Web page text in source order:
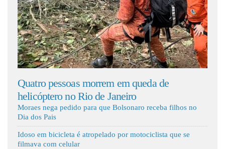
Fale Conosco
Quatro pessoas morrem em queda de
helicóptero no Rio de Janeiro
Moraes nega pedido para que Bolsonaro receba filhos no
Dia dos Pais
Idoso em bicicleta é atropelado por motociclista que se
filmava com celular